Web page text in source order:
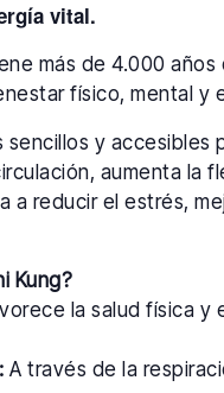
vital.
más de 4.000
físico, mental y
y accesibles
aumenta la
a reducir el estrés,
Kung?
la salud física y
A través de la